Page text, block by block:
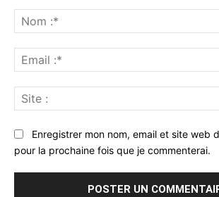
Enregistrer mon nom, email et site web
pour la prochaine fois que je commenterai.